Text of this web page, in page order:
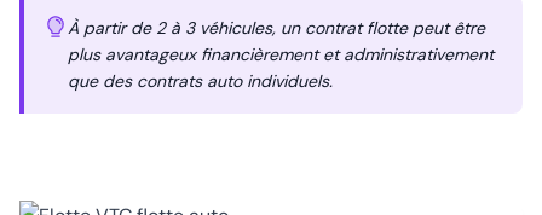
À partir de 2 à 3 véhicules, un contrat flotte peut être
plus avantageux financièrement et administrativement
que des contrats auto individuels.